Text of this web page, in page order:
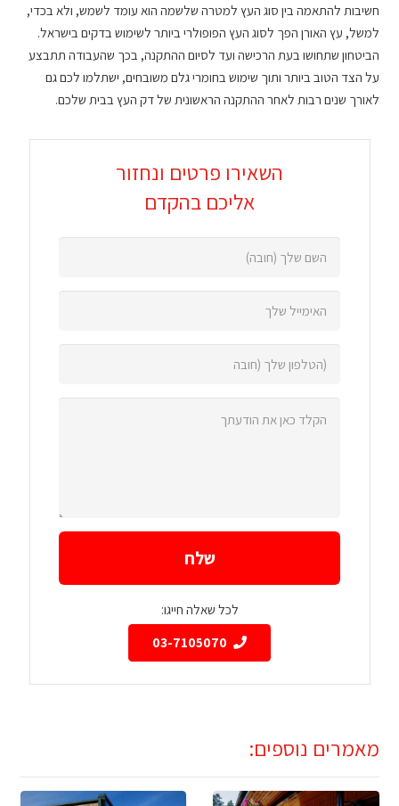
חשיבות להתאמה בין סוג העץ למטרה שלשמה הוא עומד לשמש, ולא בכדי,
למשל, עץ האורן הפך לסוג העץ הפופולרי ביותר לשימוש בדקים בישראל.
הביטחון שתחושו בעת הרכישה ועד לסיום ההתקנה, בכך שהעבודה תתבצע
על הצד הטוב ביותר ותוך שימוש בחומרי גלם משובחים, ישתלמו לכם גם
לאורך שנים רבות לאחר ההתקנה הראשונית של דק העץ בבית שלכם.
השאירו פרטים ונחזור
אליכם בהקדם
(חובה):
שלך
(חובה):
כאן
לכל שאלה חייגו:
03-7105070
מאמרים נוספים: